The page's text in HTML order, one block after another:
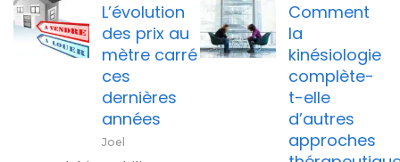
L’évolution
des prix au
mètre carré
ces
dernières
années
Joel
Comment
la
kinésiologie
complète-
t-elle
d’autres
approches